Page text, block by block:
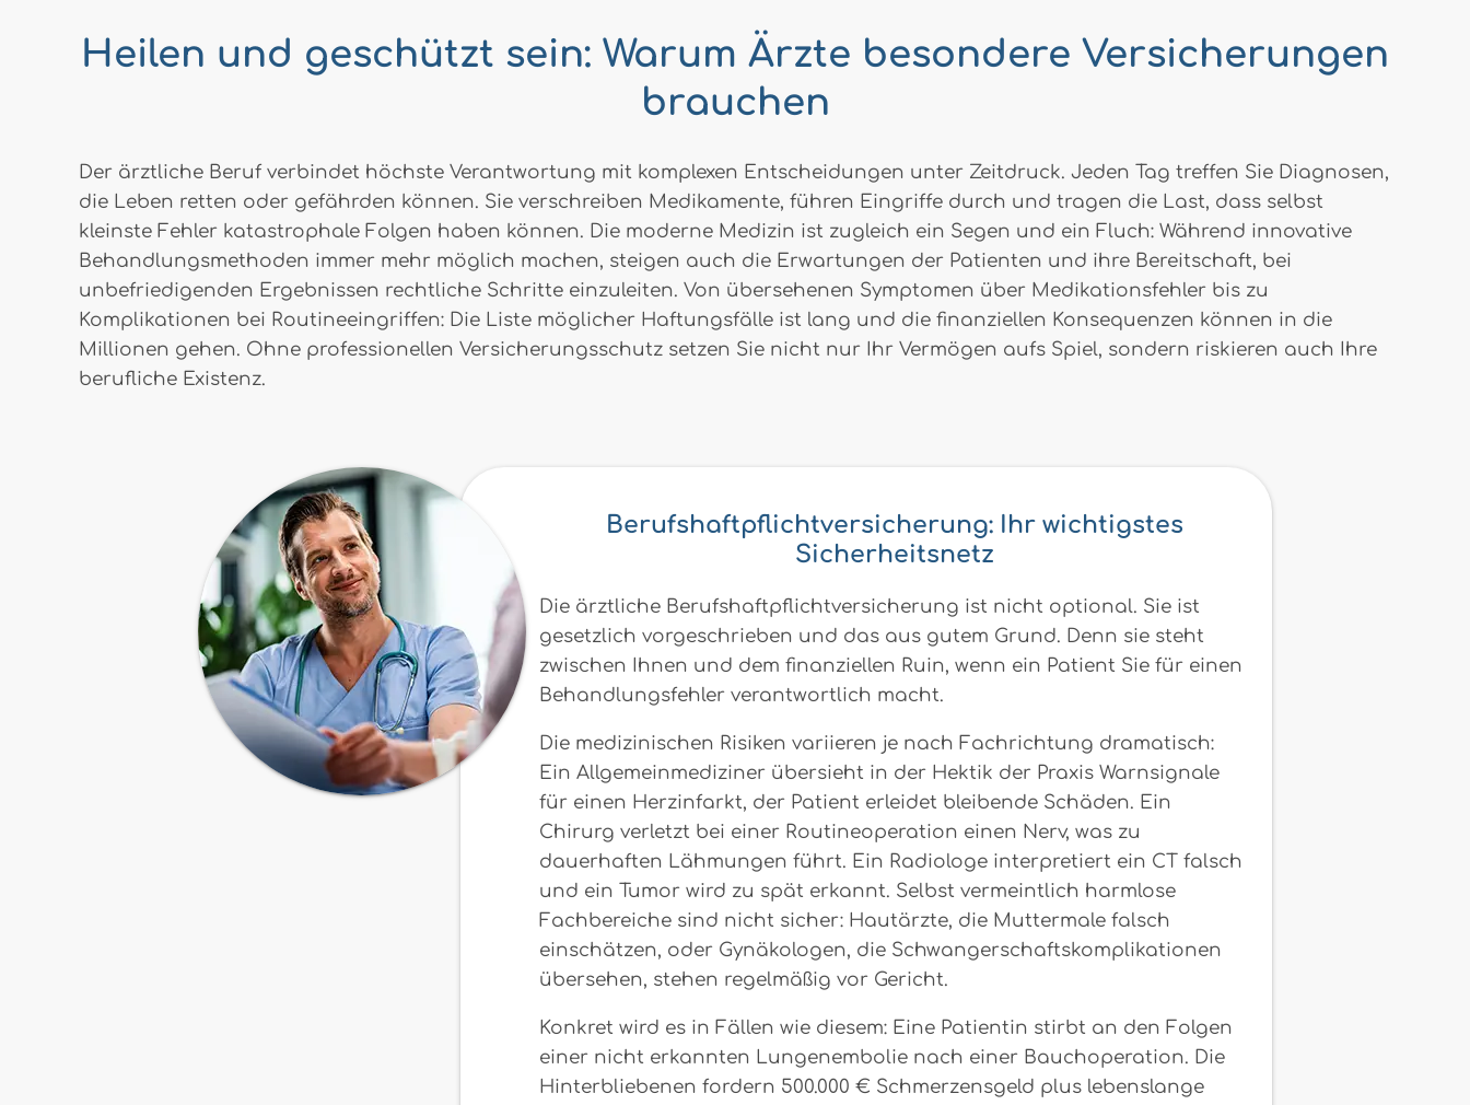
Heilen und geschützt sein: Warum Ärzte besondere Versicherungen
brauchen
Der ärztliche Beruf verbindet höchste Verantwortung mit komplexen Entscheidungen unter Zeitdruck. Jeden Tag treffen Sie Diagnosen,
die Leben retten oder gefährden können. Sie verschreiben Medikamente, führen Eingriffe durch und tragen die Last, dass selbst
kleinste Fehler katastrophale Folgen haben können. Die moderne Medizin ist zugleich ein Segen und ein Fluch: Während innovative
Behandlungsmethoden immer mehr möglich machen, steigen auch die Erwartungen der Patienten und ihre Bereitschaft, bei
unbefriedigenden Ergebnissen rechtliche Schritte einzuleiten. Von übersehenen Symptomen über Medikationsfehler bis zu
Komplikationen bei Routineeingriffen: Die Liste möglicher Haftungsfälle ist lang und die finanziellen Konsequenzen können in die
Millionen gehen. Ohne professionellen Versicherungsschutz setzen Sie nicht nur Ihr Vermögen aufs Spiel, sondern riskieren auch Ihre
berufliche Existenz.
Berufshaftpflichtversicherung: Ihr wichtigstes
Sicherheitsnetz
Die ärztliche Berufshaftpflichtversicherung ist nicht optional. Sie ist
gesetzlich vorgeschrieben und das aus gutem Grund. Denn sie steht
zwischen Ihnen und dem finanziellen Ruin, wenn ein Patient Sie für einen
Behandlungsfehler verantwortlich macht.
Die medizinischen Risiken variieren je nach Fachrichtung dramatisch:
Ein Allgemeinmediziner übersieht in der Hektik der Praxis Warnsignale
für einen Herzinfarkt, der Patient erleidet bleibende Schäden. Ein
Chirurg verletzt bei einer Routineoperation einen Nerv, was zu
dauerhaften Lähmungen führt. Ein Radiologe interpretiert ein CT falsch
und ein Tumor wird zu spät erkannt. Selbst vermeintlich harmlose
Fachbereiche sind nicht sicher: Hautärzte, die Muttermale falsch
einschätzen, oder Gynäkologen, die Schwangerschaftskomplikationen
übersehen, stehen regelmäßig vor Gericht.
Konkret wird es in Fällen wie diesem: Eine Patientin stirbt an den Folgen
einer nicht erkannten Lungenembolie nach einer Bauchoperation. Die
Hinterbliebenen fordern 500.000 € Schmerzensgeld plus lebenslange